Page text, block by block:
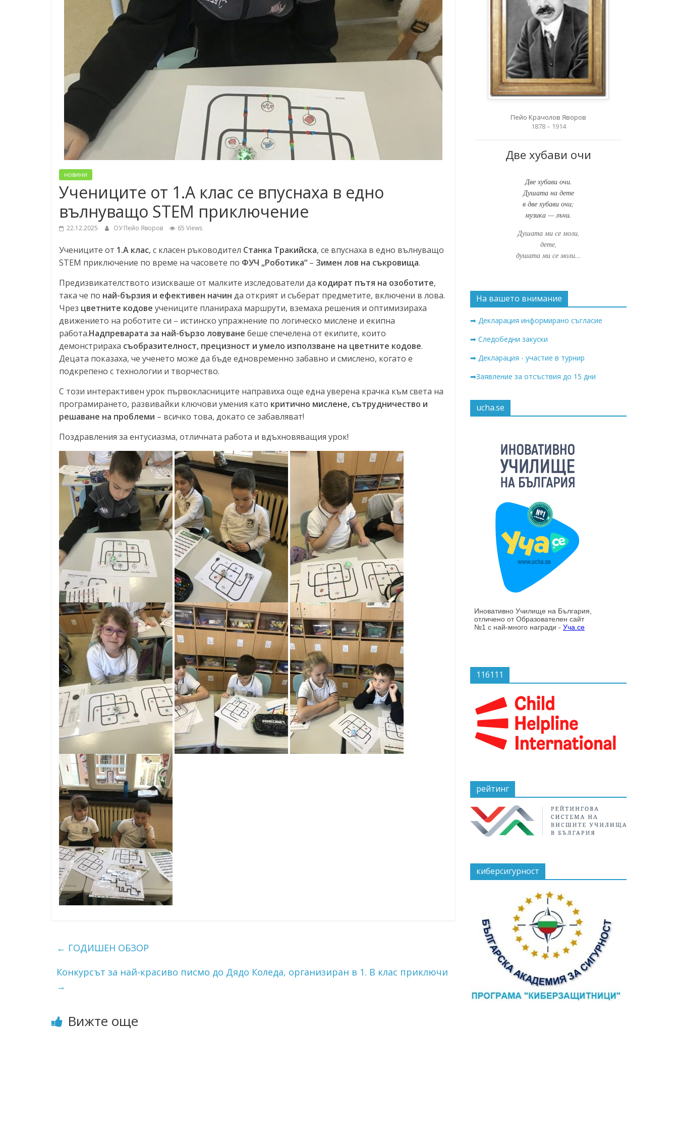
новини
Учениците от 1.А клас се впуснаха в едно
вълнуващо STEM приключение
22.12.2025 ОУ Пейо Яворов 65 Views
Учениците от 1.А клас, с класен ръководител Станка Тракийска, се впуснаха в едно вълнуващо
STEM приключение по време на часовете по ФУЧ „Роботика“ – Зимен лов на съкровища.
Предизвикателството изискваше от малките изследователи да кодират пътя на озоботите,
така че по най-бързия и ефективен начин да открият и съберат предметите, включени в лова.
Чрез цветните кодове учениците планираха маршрути, вземаха решения и оптимизираха
движението на роботите си – истинско упражнение по логическо мислене и екипна
работа.Надпреварата за най-бързо ловуване беше спечелена от екипите, които
демонстрираха съобразителност, прецизност и умело използване на цветните кодове.
Децата показаха, че ученето може да бъде едновременно забавно и смислено, когато е
подкрепено с технологии и творчество.
С този интерактивен урок първокласниците направиха още една уверена крачка към света на
програмирането, развивайки ключови умения като критично мислене, сътрудничество и
решаване на проблеми – всичко това, докато се забавляват!
Поздравления за ентусиазма, отличната работа и вдъхновяващия урок!
← ГОДИШЕН ОБЗОР
Конкурсът за най-красиво писмо до Дядо Коледа, организиран в 1. В клас приключи
→
Вижте още
Пейо Крачолов Яворов
1878 – 1914
Две хубави очи
Две хубави очи.
Душата на дете
в две хубави очи;
музика — лъчи.
Душата ми се моли,
дете,
душата ми се моли...
На вашето внимание
➡ Декларация информирано съгласие
➡ Следобедни закуски
➡ Декларация - участие в турнир
➡Заявление за отсъствия до 15 дни
ucha.se
116111
рейтинг
киберсигурност